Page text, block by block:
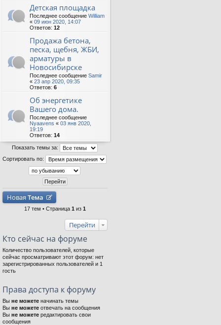
Детская площадка
Последнее сообщение William
« 09 июн 2020, 14:07
Ответов: 12
Продажа бетона,
песка, щебня, ЖБИ,
арматуры в
Новосибирске
Последнее сообщение Samir
« 23 апр 2020, 09:35
Ответов: 6
Об энергетике
Вашего дома.
Последнее сообщение
Nyaavens « 03 янв 2020,
19:19
Ответов: 14
Показать темы за:
Сортировать по:
Новая Тема
17 тем • Страница 1 из 1
Перейти
Кто сейчас на форуме
Количество пользователей, которые
сейчас просматривают этот форум: нет
зарегистрированных пользователей и 1
гость
Права доступа к форуму
Вы не можете начинать темы
Вы не можете отвечать на сообщения
Вы не можете редактировать свои
сообщения